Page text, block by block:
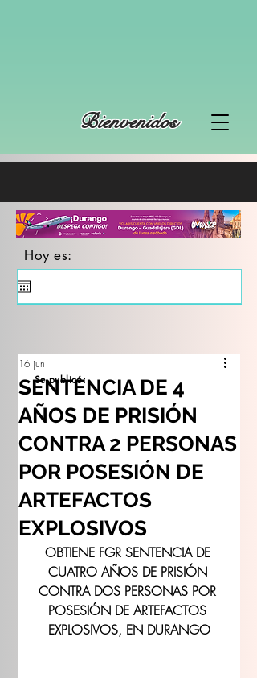
Bienvenidos
Hoy es:
SENTENCIA DE 4
AÑOS DE PRISIÓN
CONTRA 2 PERSONAS
POR POSESIÓN DE
ARTEFACTOS
EXPLOSIVOS
16 jun
OBTIENE FGR SENTENCIA DE
CUATRO AÑOS DE PRISIÓN
CONTRA DOS PERSONAS POR
POSESIÓN DE ARTEFACTOS
EXPLOSIVOS, EN DURANGO
Se publicó: